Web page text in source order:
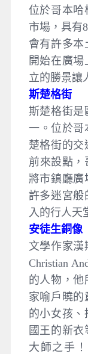
位於哥本哈
市場，具有
會有許多本
開始在廣
立的勝景讓
斯楚格街
斯楚格街是
一。位於哥
楚格街的交
前來設點，
將市鎮廳廣
許多迷宮般
入的行人天
安徒生銅像
文學作家漢
Christian
的人物，他
家喻戶曉的
的小女孩、
國王的新
大師之手